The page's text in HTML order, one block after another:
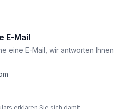
E-Mail
eine E-Mail, wir antworten Ihnen
erklären Sie sich damit